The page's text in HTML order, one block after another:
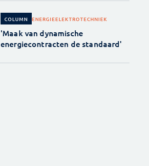
COLUMN ENERGIEELEKTROTECHNIEK
'Maak van dynamische
energiecontracten de standaard'